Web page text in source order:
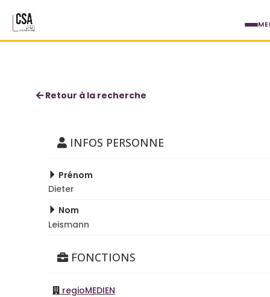
Dieter Leismann
Retour à la recherche
INFOS PERSONNE
Prénom
Dieter
Nom
Leismann
FONCTIONS
regioMEDIEN